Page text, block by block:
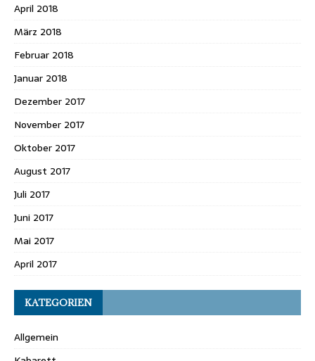
April 2018
März 2018
Februar 2018
Januar 2018
Dezember 2017
November 2017
Oktober 2017
August 2017
Juli 2017
Juni 2017
Mai 2017
April 2017
KATEGORIEN
Allgemein